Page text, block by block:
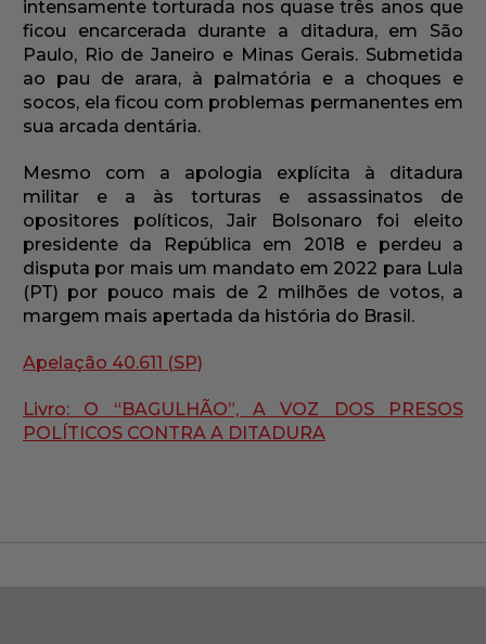
intensamente torturada nos quase três anos que
ficou encarcerada durante a ditadura, em São
Paulo, Rio de Janeiro e Minas Gerais. Submetida
ao pau de arara, à palmatória e a choques e
socos, ela ficou com problemas permanentes em
sua arcada dentária.
Mesmo com a apologia explícita à ditadura
militar e a às torturas e assassinatos de
opositores políticos, Jair Bolsonaro foi eleito
presidente da República em 2018 e perdeu a
disputa por mais um mandato em 2022 para Lula
(PT) por pouco mais de 2 milhões de votos, a
margem mais apertada da história do Brasil.
Apelação 40.611 (SP)
Livro: O “BAGULHÃO”, A VOZ DOS PRESOS
POLÍTICOS CONTRA A DITADURA